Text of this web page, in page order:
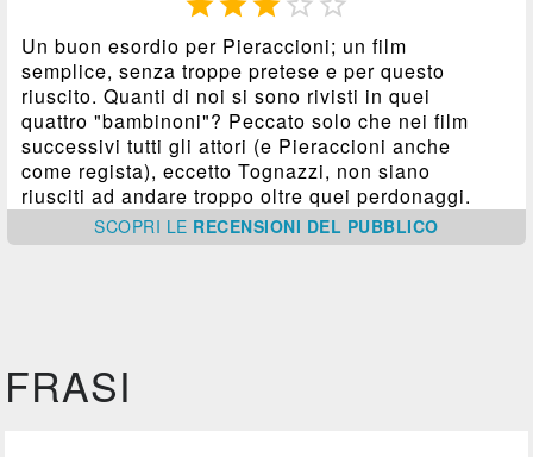
Un buon esordio per Pieraccioni; un film
semplice, senza troppe pretese e per questo
riuscito. Quanti di noi si sono rivisti in quei
quattro "bambinoni"? Peccato solo che nei film
successivi tutti gli attori (e Pieraccioni anche
come regista), eccetto Tognazzi, non siano
riusciti ad andare troppo oltre quei perdonaggi.
SCOPRI LE RECENSIONI DEL PUBBLICO
FRASI